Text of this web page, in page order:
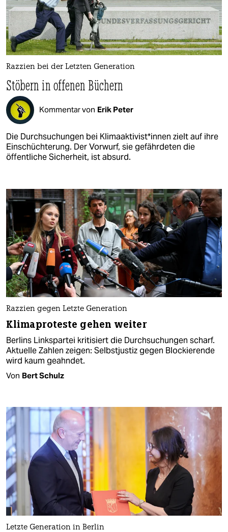
Razzien bei der Letzten Generation
Stöbern in offenen Büchern
Kommentar von Erik Peter
Die Durchsuchungen bei Klimaaktivist*innen zielt auf ihre
Einschüchterung. Der Vorwurf, sie gefährdeten die
öffentliche Sicherheit, ist absurd.
Razzien gegen Letzte Generation
Kli­ma­proteste gehen weiter
Berlins Linkspartei kritisiert die Durchsuchungen scharf.
Aktuelle Zahlen zeigen: Selbstjustiz gegen Blockierende
wird kaum geahndet.
Von Bert Schulz
Letzte Generation in Berlin